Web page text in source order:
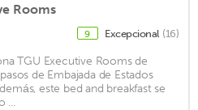
Rooms
9 Excepcional (16)
TGU Executive Rooms de
de Embajada de Estados
este bed and breakfast se
...